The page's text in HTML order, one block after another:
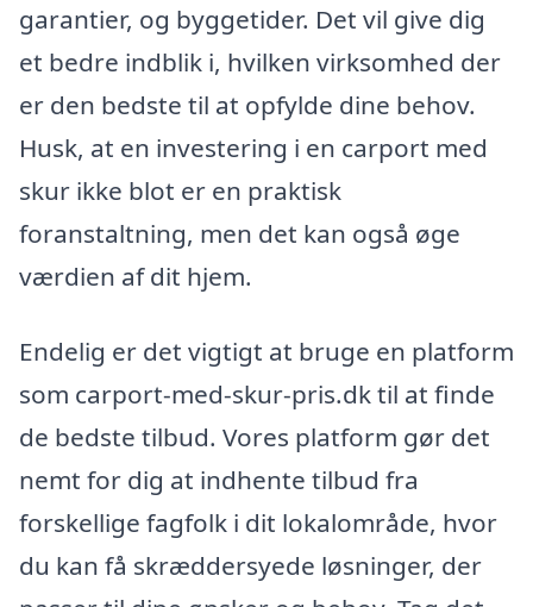
garantier, og byggetider. Det vil give dig
et bedre indblik i, hvilken virksomhed der
er den bedste til at opfylde dine behov.
Husk, at en investering i en carport med
skur ikke blot er en praktisk
foranstaltning, men det kan også øge
værdien af dit hjem.
Endelig er det vigtigt at bruge en platform
som carport-med-skur-pris.dk til at finde
de bedste tilbud. Vores platform gør det
nemt for dig at indhente tilbud fra
forskellige fagfolk i dit lokalområde, hvor
du kan få skræddersyede løsninger, der